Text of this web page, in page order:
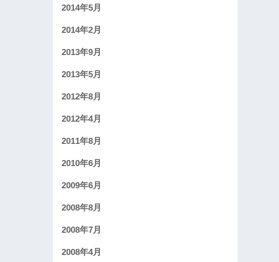
2014年5月
2014年2月
2013年9月
2013年5月
2012年8月
2012年4月
2011年8月
2010年6月
2009年6月
2008年8月
2008年7月
2008年4月